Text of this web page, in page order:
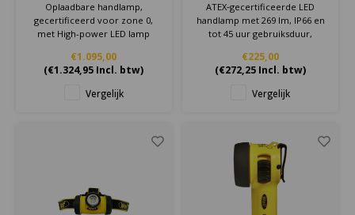
0/20
Oplaadbare handlamp,
gecertificeerd voor zone 0,
met High-power LED lamp
€1.095,00
(€1.324,95 Incl. btw)
Vergelijk
ATEX‑gecertificeerde LED
handlamp met 269 lm, IP66 en
tot 45 uur gebruiksduur,
Zone 1/21.
€225,00
(€272,25 Incl. btw)
Vergelijk